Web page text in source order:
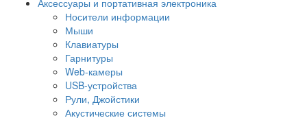
Носители информации
Мыши
Клавиатуры
Гарнитуры
Web-камеры
USB-устройства
Рули, Джойстики
Акустические системы